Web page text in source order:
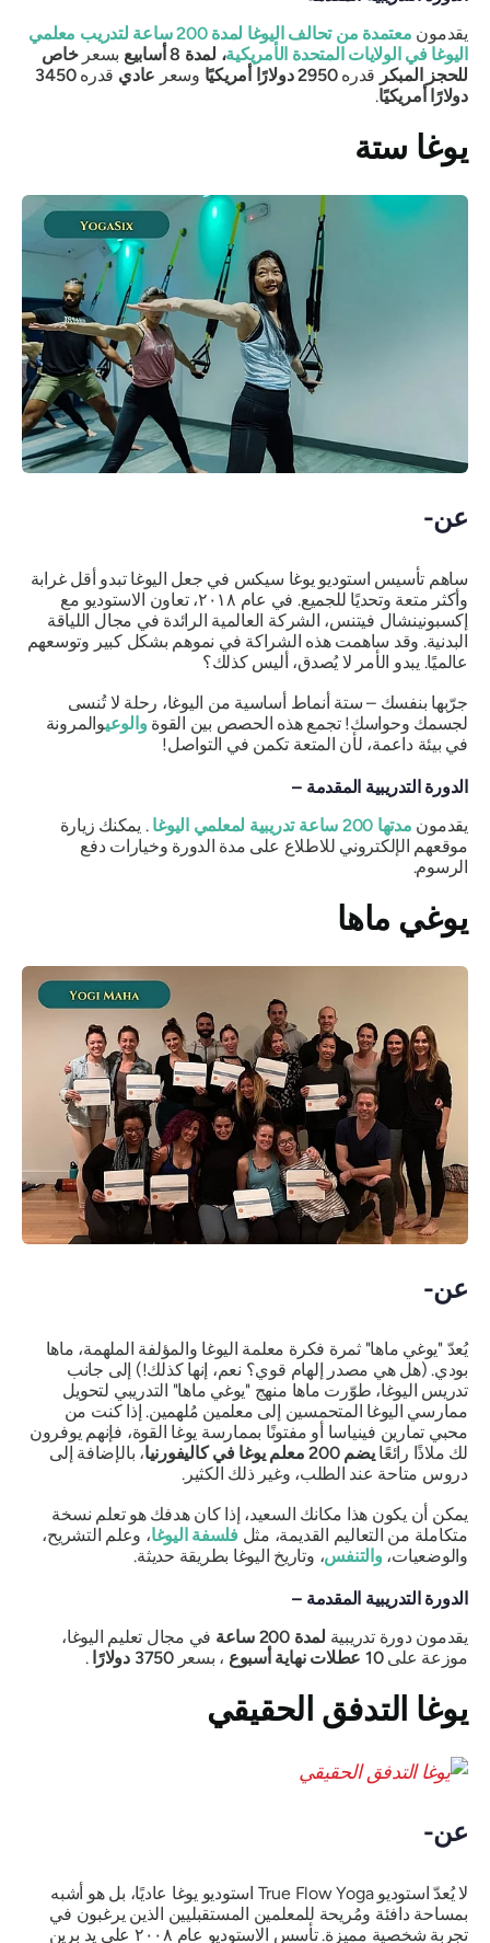
يقدمون
معتمدة من تحالف اليوغا لمدة 200 ساعة لتدريب معلمي
اليوغا في الولايات المتحدة الأمريكية، لمدة 8 أسابيع بسعرخاص
للحجز المبكرقدره 2950 دولارًا أمريكيًا وسعرعاديقدره3450
دولارًا أمريكيًا.
يوغا ستة
عن-
ساهم تأسيس استوديو يوغا سيكس في جعل اليوغا تبدو أقل غرابة
وأكثر متعة وتحديًا للجميع. في عام ٢٠١٨، تعاون الاستوديو مع
إكسبونينشال فيتنس، الشركة العالمية الرائدة في مجال اللياقة
البدنية. وقد ساهمت هذه الشراكة في نموهم بشكل كبير وتوسعهم
عالميًا. يبدو الأمر لا يُصدق، أليس كذلك؟
جرّبها بنفسك – ستة أنماط أساسية من اليوغا، رحلة لا تُنسى
لجسمك وحواسك! تجمع هذه الحصص بين القوةوالوعيوالمرونة
في بيئة داعمة،لأن المتعة تكمن في التواصل!
الدورة التدريبية المقدمة –
يقدمونمدتها 200 ساعة تدريبية لمعلمي اليوغا. يمكنك زيارة
موقعهم الإلكتروني للاطلاع على مدة الدورة وخيارات دفع
الرسوم.
يوغي ماها
عن-
يُعدّ "يوغي ماها" ثمرة فكرة معلمة اليوغا والمؤلفة الملهمة، ماها
بودي. (هل هي مصدر إلهام قوي؟ نعم، إنها كذلك!) إلى جانب
تدريس اليوغا، طوّرت ماها منهج "يوغي ماها" التدريبي لتحويل
ممارسي اليوغا المتحمسين إلى معلمين مُلهمين. إذا كنت من
محبي تمارين فينياسا أو مفتونًا بممارسة يوغا القوة، فإنهم يوفرون
لك ملاذًا رائعًايضم 200 معلم يوغا في كاليفورنيا
، بالإضافة إلى
دروس متاحة عند الطلب، وغير ذلك الكثير.
يمكن أن يكون هذا مكانك السعيد، إذا كان هدفك هو تعلم نسخة
متكاملة من التعاليم القديمة، مثل فلسفة اليوغا، وعلم التشريح،
والوضعيات،والتنفس، وتاريخ اليوغا بطريقة حديثة.
الدورة التدريبية المقدمة –
يقدمون دورة تدريبيةلمدة 200 ساعة
في مجال تعليم اليوغا،
موزعة على 10 عطلات نهاية أسبوع، بسعر3750 دولارًا .
يوغا التدفق الحقيقي
عن-
لا يُعدّ استوديو True Flow Yoga استوديو يوغا عاديًا، بل هو أشبه
بمساحة دافئة ومُريحة للمعلمين المستقبليين الذين يرغبون في
تجربة شخصية مميزة. تأسس الاستوديو عام ٢٠٠٨ على يد برين